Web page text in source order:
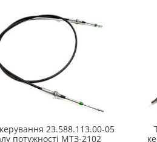
23.588.113.00-05
потужності МТЗ-2102